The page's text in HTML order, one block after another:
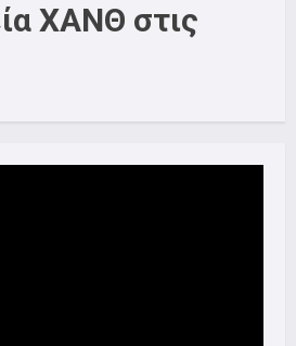
ΧΑΝΘ στις